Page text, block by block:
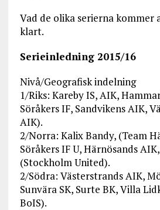
Vad de olika serierna kommer
klart.
Serieinledning 2015/16
Nivå/Geografisk indelning
1/Riks: Kareby IS, AIK,
Söråkers IF, Sandvikens AIK,
AIK).
2/Norra: Kalix Bandy, (Team
Söråkers IF U, Härnösands
(Stockholm United).
2/Södra: Västerstrands AIK,
Sunvära SK, Surte BK, Villa
BoIS).